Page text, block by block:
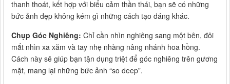
thanh thoát, kết hợp với biểu cảm thần thái, bạn sẽ có những
bức ảnh đẹp không kém gì những cách tạo dáng khác.
Chụp Góc Nghiêng: Chỉ cần nhìn nghiêng sang một bên, đôi
mắt nhìn xa xăm và tay nhẹ nhàng nâng nhánh hoa hồng.
Cách này sẽ giúp bạn tận dụng triệt để góc nghiêng trên gương
mặt, mang lại những bức ảnh “so deep”.